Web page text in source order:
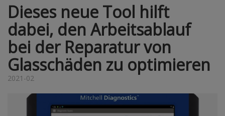
Dieses neue Tool hilft
dabei, den Arbeitsablauf
bei der Reparatur von
Glasschäden zu optimieren
2021-02